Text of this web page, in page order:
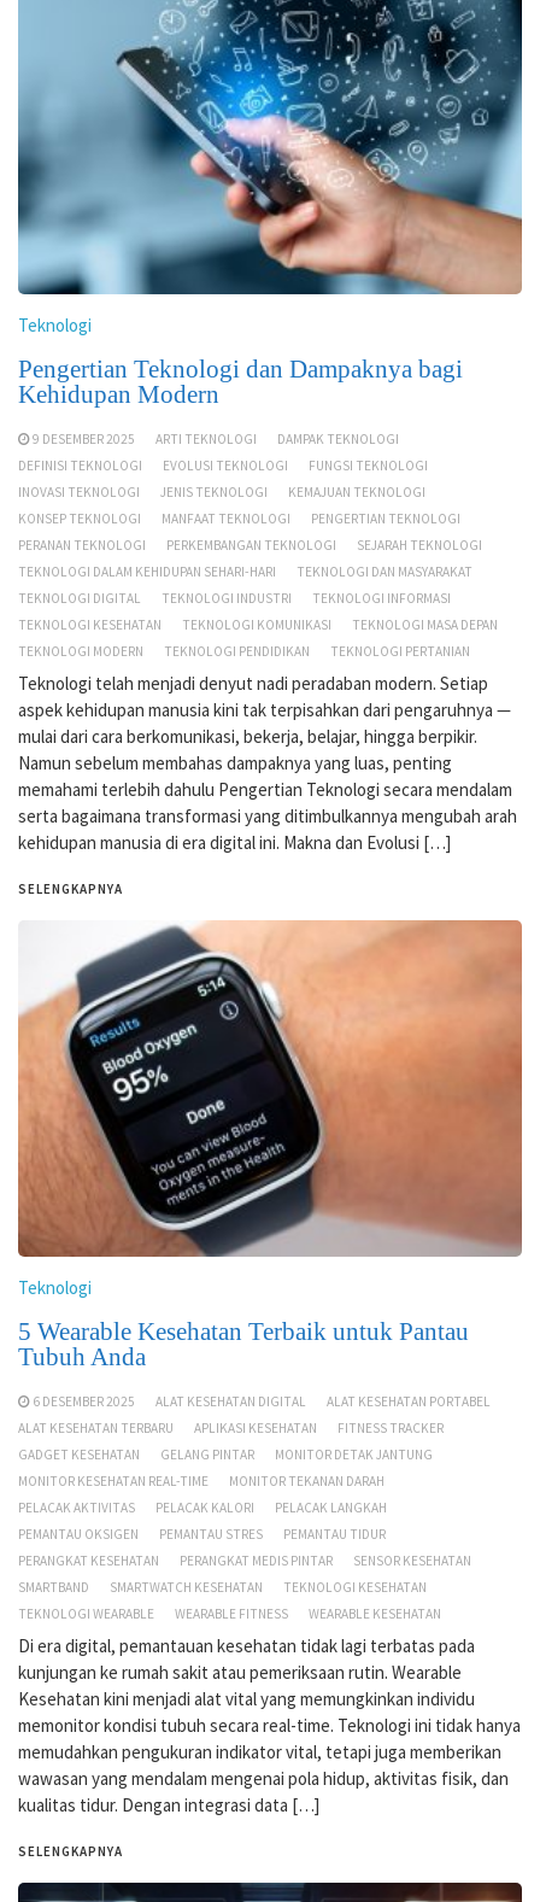
Teknologi
Pengertian Teknologi dan Dampaknya bagi
Kehidupan Modern
9 DESEMBER 2025 ARTI TEKNOLOGI
DAMPAK TEKNOLOGI
DEFINISI TEKNOLOGI
EVOLUSI TEKNOLOGI
FUNGSI TEKNOLOGI
INOVASI TEKNOLOGI
JENIS TEKNOLOGI
KEMAJUAN TEKNOLOGI
KONSEP TEKNOLOGI
MANFAAT TEKNOLOGI
PENGERTIAN TEKNOLOGI
PERANAN TEKNOLOGI
PERKEMBANGAN TEKNOLOGI
SEJARAH TEKNOLOGI
TEKNOLOGI DALAM KEHIDUPAN SEHARI-HARI
TEKNOLOGI DAN MASYARAKAT
TEKNOLOGI DIGITAL
TEKNOLOGI INDUSTRI
TEKNOLOGI INFORMASI
TEKNOLOGI KESEHATAN
TEKNOLOGI KOMUNIKASI
TEKNOLOGI MASA DEPAN
TEKNOLOGI MODERN
TEKNOLOGI PENDIDIKAN TEKNOLOGI PERTANIAN
Teknologi telah menjadi denyut nadi peradaban modern. Setiap
aspek kehidupan manusia kini tak terpisahkan dari pengaruhnya —
mulai dari cara berkomunikasi, bekerja, belajar, hingga berpikir.
Namun sebelum membahas dampaknya yang luas, penting
memahami terlebih dahulu Pengertian Teknologi secara mendalam
serta bagaimana transformasi yang ditimbulkannya mengubah arah
kehidupan manusia di era digital ini. Makna dan Evolusi […]
SELENGKAPNYA
Teknologi
5 Wearable Kesehatan Terbaik untuk Pantau
Tubuh Anda
6 DESEMBER 2025 ALAT KESEHATAN DIGITAL
ALAT KESEHATAN PORTABEL
ALAT KESEHATAN TERBARU
APLIKASI KESEHATAN
FITNESS TRACKER
GADGET KESEHATAN
GELANG PINTAR
MONITOR DETAK JANTUNG
MONITOR KESEHATAN REAL-TIME
MONITOR TEKANAN DARAH
PELACAK AKTIVITAS
PELACAK KALORI
PELACAK LANGKAH
PEMANTAU OKSIGEN
PEMANTAU STRES
PEMANTAU TIDUR
PERANGKAT KESEHATAN
PERANGKAT MEDIS PINTAR
SENSOR KESEHATAN
SMARTBAND
SMARTWATCH KESEHATAN
TEKNOLOGI KESEHATAN
TEKNOLOGI WEARABLE
WEARABLE FITNESS WEARABLE KESEHATAN
Di era digital, pemantauan kesehatan tidak lagi terbatas pada
kunjungan ke rumah sakit atau pemeriksaan rutin. Wearable
Kesehatan kini menjadi alat vital yang memungkinkan individu
memonitor kondisi tubuh secara real-time. Teknologi ini tidak hanya
memudahkan pengukuran indikator vital, tetapi juga memberikan
wawasan yang mendalam mengenai pola hidup, aktivitas fisik, dan
kualitas tidur. Dengan integrasi data […]
SELENGKAPNYA